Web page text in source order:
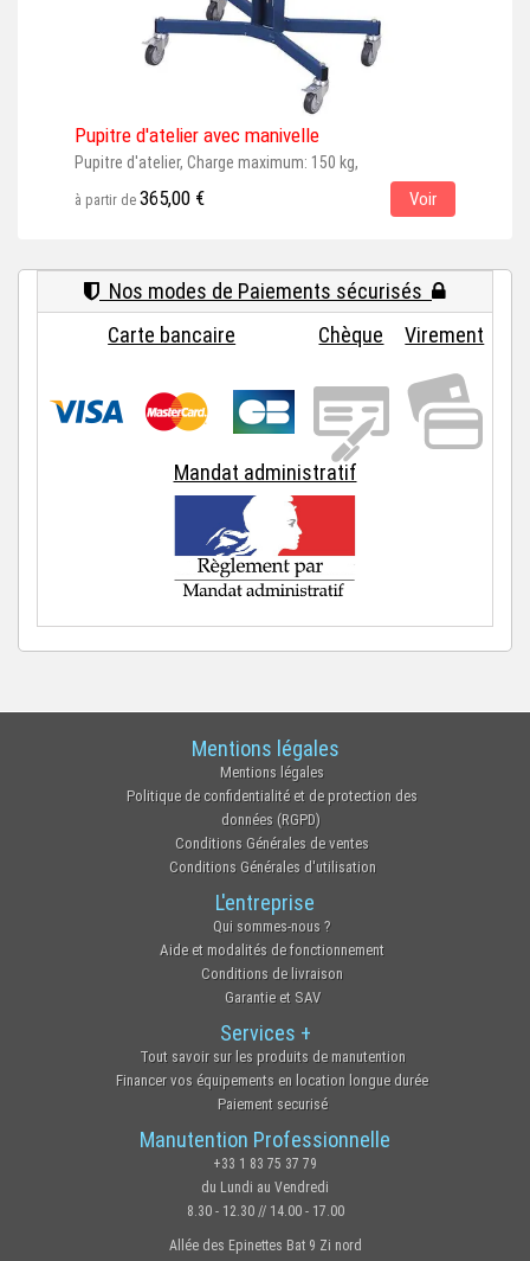
Pupitre d'atelier avec manivelle
Pupitre d'atelier, Charge maximum: 150 kg,
à partir de 365,00 € Voir
Nos modes de Paiements sécurisés
Carte bancaire
Chèque Virement
Mandat administratif
Mentions légales
Mentions légales
Politique de confidentialité et de protection des
données (RGPD)
Conditions Générales de ventes
Conditions Générales d'utilisation
L'entreprise
Qui sommes-nous ?
Aide et modalités de fonctionnement
Conditions de livraison
Garantie et SAV
Services +
Tout savoir sur les produits de manutention
Financer vos équipements en location longue durée
Paiement securisé
Manutention Professionnelle
+33 1 83 75 37 79
du Lundi au Vendredi
8.30 - 12.30 // 14.00 - 17.00
Allée des Epinettes Bat 9 Zi nord